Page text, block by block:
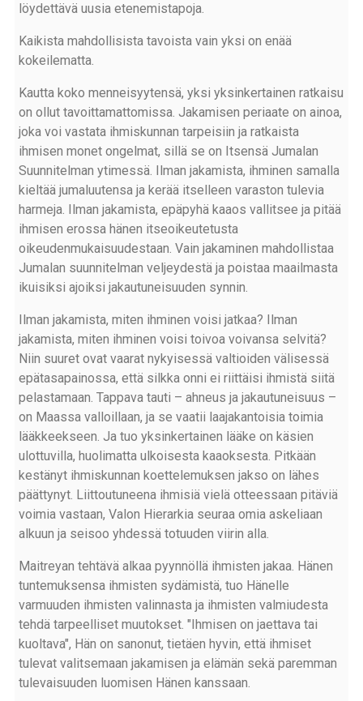
löydettävä uusia etenemistapoja.
Kaikista mahdollisista tavoista vain yksi on enää
kokeilematta.
Kautta koko menneisyytensä, yksi yksinkertainen ratkaisu
on ollut tavoittamattomissa. Jakamisen periaate on ainoa,
joka voi vastata ihmiskunnan tarpeisiin ja ratkaista
ihmisen monet ongelmat, sillä se on Itsensä Jumalan
Suunnitelman ytimessä. Ilman jakamista, ihminen samalla
kieltää jumaluutensa ja kerää itselleen varaston tulevia
harmeja. Ilman jakamista, epäpyhä kaaos vallitsee ja pitää
ihmisen erossa hänen itseoikeutetusta
oikeudenmukaisuudestaan. Vain jakaminen mahdollistaa
Jumalan suunnitelman veljeydestä ja poistaa maailmasta
ikuisiksi ajoiksi jakautuneisuuden synnin.
Ilman jakamista, miten ihminen voisi jatkaa? Ilman
jakamista, miten ihminen voisi toivoa voivansa selvitä?
Niin suuret ovat vaarat nykyisessä valtioiden välisessä
epätasapainossa, että silkka onni ei riittäisi ihmistä siitä
pelastamaan. Tappava tauti – ahneus ja jakautuneisuus –
on Maassa valloillaan, ja se vaatii laajakantoisia toimia
lääkkeekseen. Ja tuo yksinkertainen lääke on käsien
ulottuvilla, huolimatta ulkoisesta kaaoksesta. Pitkään
kestänyt ihmiskunnan koettelemuksen jakso on lähes
päättynyt. Liittoutuneena ihmisiä vielä otteessaan pitäviä
voimia vastaan, Valon Hierarkia seuraa omia askeliaan
alkuun ja seisoo yhdessä totuuden viirin alla.
Maitreyan tehtävä alkaa pyynnöllä ihmisten jakaa. Hänen
tuntemuksensa ihmisten sydämistä, tuo Hänelle
varmuuden ihmisten valinnasta ja ihmisten valmiudesta
tehdä tarpeelliset muutokset. "Ihmisen on jaettava tai
kuoltava", Hän on sanonut, tietäen hyvin, että ihmiset
tulevat valitsemaan jakamisen ja elämän sekä paremman
tulevaisuuden luomisen Hänen kanssaan.